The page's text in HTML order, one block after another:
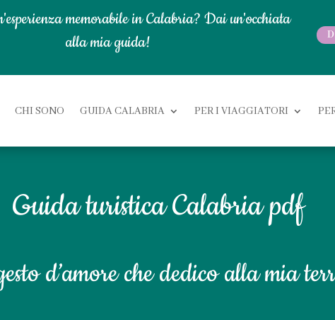
memorabile in Calabria? Dai un'occhiata
alla mia guida!
CHI SONO GUIDA CALABRIA PER I VIAGGIATORI
Guida turistica Calabria pdf
d’amore che dedico alla mia